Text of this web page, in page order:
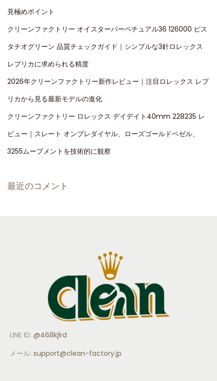
見極めポイント
クリーンファクトリー オイスターパーペチュアル36 126000 ピス
タチオグリーン 品質チェックガイド｜シンプルな3針ロレックス
レプリカに求められる精度
2026年クリーンファクトリー新作レビュー｜注目ロレックス レプ
リカから見る最新モデルの進化
クリーンファクトリー ロレックス デイデイト40mm 228235 レ
ビュー｜スレート オンブレダイヤル、ローズゴールドベゼル、
3255ムーブメントを技術的に観察
最近のコメント
LINE ID: @468kjlrd
メール: support@clean-factory.jp